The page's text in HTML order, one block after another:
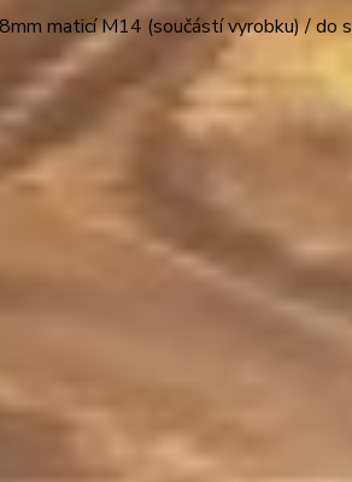
maticí M14 (součástí vyrobku) / do